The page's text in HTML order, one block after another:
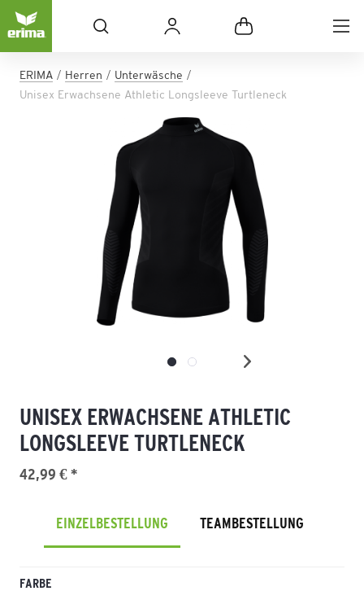
ERIMA Herren
Unterwäsche
Unisex Erwachsene Athletic Longsleeve Turtleneck
UNISEX ERWACHSENE ATHLETIC
LONGSLEEVE TURTLENECK
42,99 € *
EINZELBESTELLUNG TEAMBESTELLUNG
FARBE